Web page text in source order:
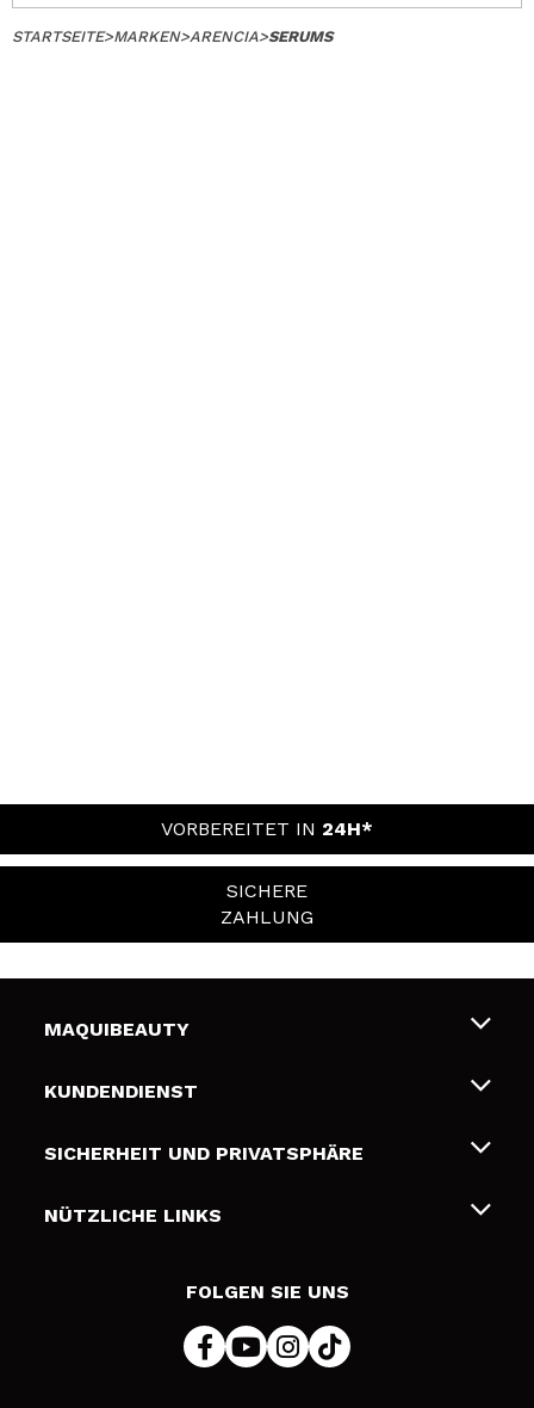
STARTSEITE>MARKEN>ARENCIA>SERUMS
VORBEREITET IN 24H*
SICHERE
ZAHLUNG
MAQUIBEAUTY
Über uns
Geschenkkarten
KUNDENDIENST
Liefer- und Versandkosten
Zahlung
SICHERHEIT UND PRIVATSPHÄRE
Bedingungen und Datenschutz
NÜTZLICHE LINKS
FOLGEN SIE UNS